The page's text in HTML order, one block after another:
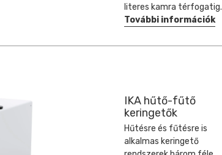
literes kamra térfogatig.
További információk
IKA hűtő-fűtő
keringetők
Hűtésre és fűtésre is
alkalmas keringető